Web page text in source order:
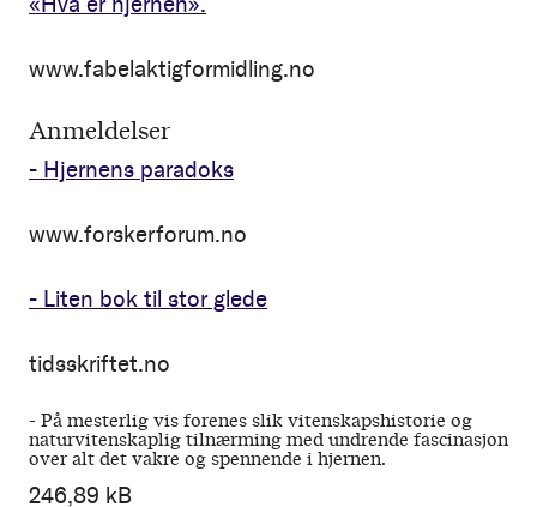
www.fabelaktigformidling.no
Anmeldelser
- Hjernens paradoks
www.forskerforum.no
- Liten bok til stor glede
tidsskriftet.no
- På mesterlig vis forenes slik vitenskapshistorie og
naturvitenskaplig tilnærming med undrende fascinasjon
over alt det vakre og spennende i hjernen.
246,89 kB